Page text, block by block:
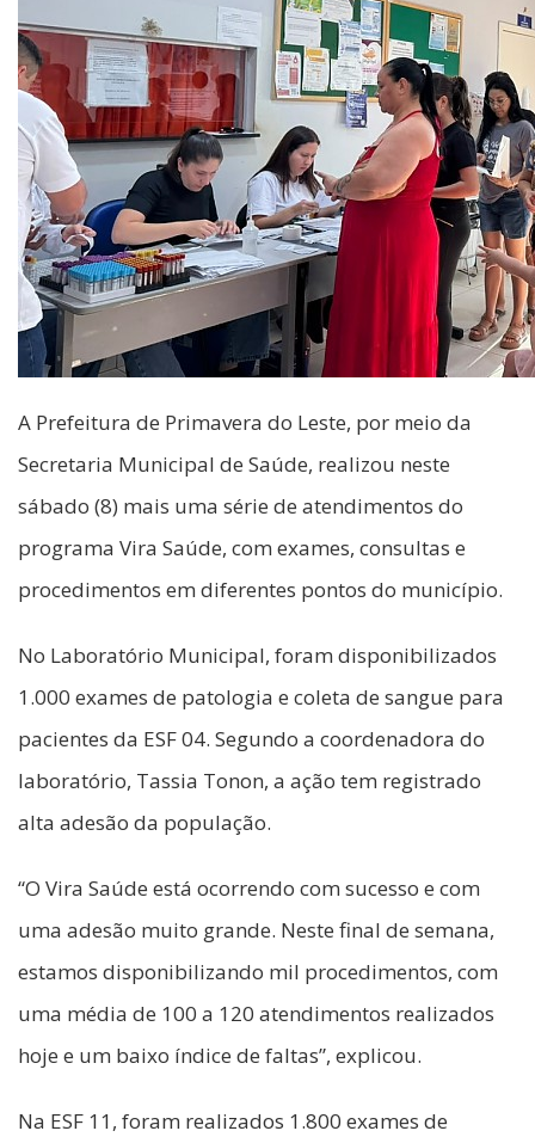
A Prefeitura de Primavera do Leste, por meio da
Secretaria Municipal de Saúde, realizou neste
sábado (8) mais uma série de atendimentos do
programa Vira Saúde, com exames, consultas e
procedimentos em diferentes pontos do município.
No Laboratório Municipal, foram disponibilizados
1.000 exames de patologia e coleta de sangue para
pacientes da ESF 04. Segundo a coordenadora do
laboratório, Tassia Tonon, a ação tem registrado
alta adesão da população.
“O Vira Saúde está ocorrendo com sucesso e com
uma adesão muito grande. Neste final de semana,
estamos disponibilizando mil procedimentos, com
uma média de 100 a 120 atendimentos realizados
hoje e um baixo índice de faltas”, explicou.
Na ESF 11, foram realizados 1.800 exames de